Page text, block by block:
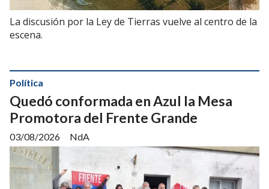
La discusión por la Ley de Tierras vuelve al centro de la
escena.
Quedó conformada en Azul la Mesa
Promotora del Frente Grande
NdA
Política
03/08/2026